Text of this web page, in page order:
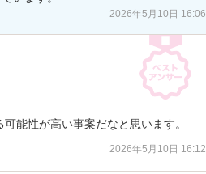
2026年5月10日 16:06
能性が高い事案だなと思います。
2026年5月10日 16:12